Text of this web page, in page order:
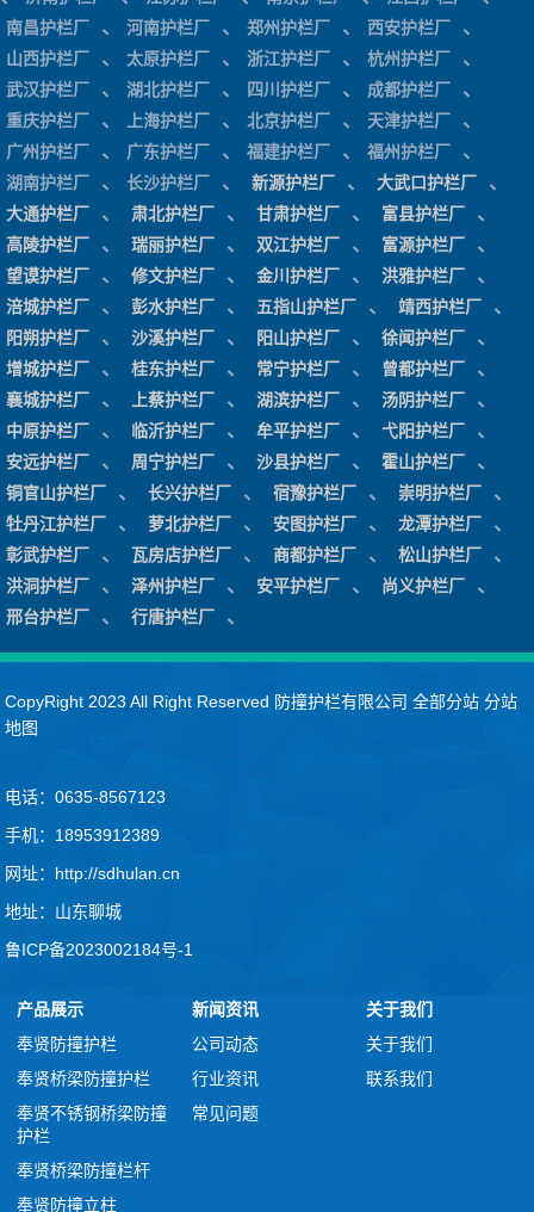
南昌护栏厂 、 河南护栏厂 、 郑州护栏厂 、 西安护栏厂 、
山西护栏厂 、 太原护栏厂 、 浙江护栏厂 、 杭州护栏厂 、
武汉护栏厂 、 湖北护栏厂 、 四川护栏厂 、 成都护栏厂 、
重庆护栏厂 、 上海护栏厂 、 北京护栏厂 、 天津护栏厂 、
广州护栏厂 、 广东护栏厂 、 福建护栏厂 、 福州护栏厂 、
湖南护栏厂 、 长沙护栏厂 、 新源护栏厂 、 大武口护栏厂 、
大通护栏厂 、 肃北护栏厂 、 甘肃护栏厂 、 富县护栏厂 、
高陵护栏厂 、 瑞丽护栏厂 、 双江护栏厂 、 富源护栏厂 、
望谟护栏厂 、 修文护栏厂 、 金川护栏厂 、 洪雅护栏厂 、
涪城护栏厂 、 彭水护栏厂 、 五指山护栏厂 、 靖西护栏厂 、
阳朔护栏厂 、 沙溪护栏厂 、 阳山护栏厂 、 徐闻护栏厂 、
增城护栏厂 、 桂东护栏厂 、 常宁护栏厂 、 曾都护栏厂 、
襄城护栏厂 、 上蔡护栏厂 、 湖滨护栏厂 、 汤阴护栏厂 、
中原护栏厂 、 临沂护栏厂 、 牟平护栏厂 、 弋阳护栏厂 、
安远护栏厂 、 周宁护栏厂 、 沙县护栏厂 、 霍山护栏厂 、
铜官山护栏厂 、 长兴护栏厂 、 宿豫护栏厂 、 崇明护栏厂 、
牡丹江护栏厂 、 萝北护栏厂 、 安图护栏厂 、 龙潭护栏厂 、
彰武护栏厂 、 瓦房店护栏厂 、 商都护栏厂 、 松山护栏厂 、
洪洞护栏厂 、 泽州护栏厂 、 安平护栏厂 、 尚义护栏厂 、
邢台护栏厂 、 行唐护栏厂 、
CopyRight 2023 All Right Reserved 防撞护栏有限公司全部分站 分站
地图
.
电话：0635-8567123
手机：18953912389
网址：http://sdhulan.cn
地址：山东聊城
鲁ICP备2023002184号-1
产品展示
奉贤防撞护栏
奉贤桥梁防撞护栏
奉贤不锈钢桥梁防撞
护栏
奉贤桥梁防撞栏杆
奉贤防撞立柱
新闻资讯
公司动态
行业资讯
常见问题
关于我们
关于我们
联系我们